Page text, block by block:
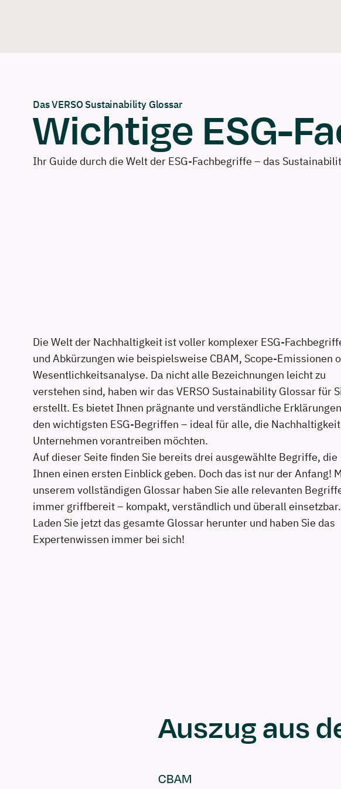
Das VERSO Sustainability Glossar
Wichtige ESG-
Ihr Guide durch die Welt der ESG-Fachbegriffe – das
Die Welt der Nachhaltigkeit ist voller komplexer ESG-
und Abkürzungen wie beispielsweise CBAM, Scope-Emissionen
Wesentlichkeitsanalyse. Da nicht alle Bezeichnungen leicht zu
verstehen sind, haben wir das VERSO Sustainability Glossar für
erstellt. Es bietet Ihnen prägnante und verständliche
den wichtigsten ESG-Begriffen – ideal für alle, die
Unternehmen vorantreiben möchten.
Auf dieser Seite finden Sie bereits drei ausgewählte Begriffe, die
Ihnen einen ersten Einblick geben. Doch das ist nur der Anfang!
unserem vollständigen Glossar haben Sie alle relevanten
immer griffbereit – kompakt, verständlich und überall einsetzbar.
Laden Sie jetzt das gesamte Glossar herunter und haben Sie das
Expertenwissen immer bei sich!
Auszug aus
CBAM